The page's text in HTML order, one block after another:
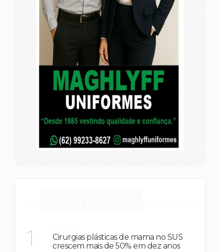
1
Cirurgias plásticas de mama no SUS
crescem mais de 50% em dez anos